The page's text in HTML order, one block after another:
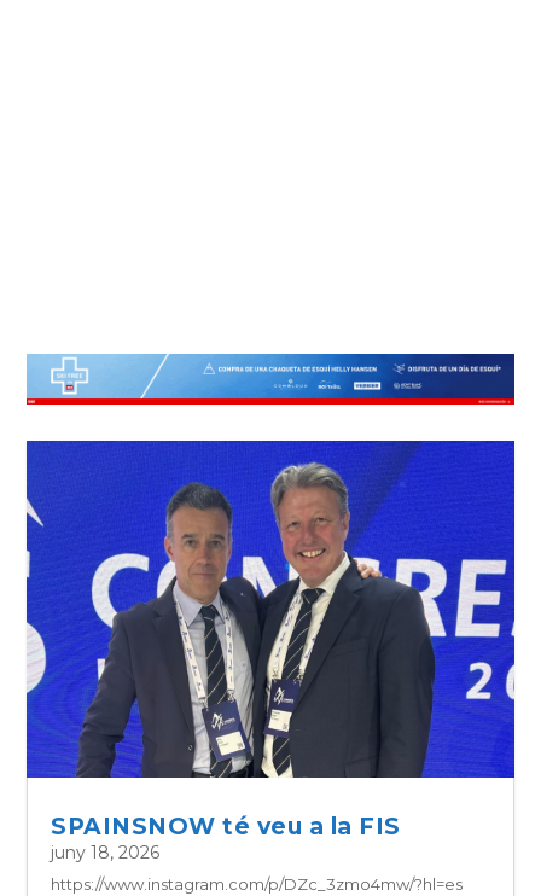
SPAINSNOW té veu a la FIS
juny 18, 2026
https://www.instagram.com/p/DZc_3zmo4mw/?hl=es